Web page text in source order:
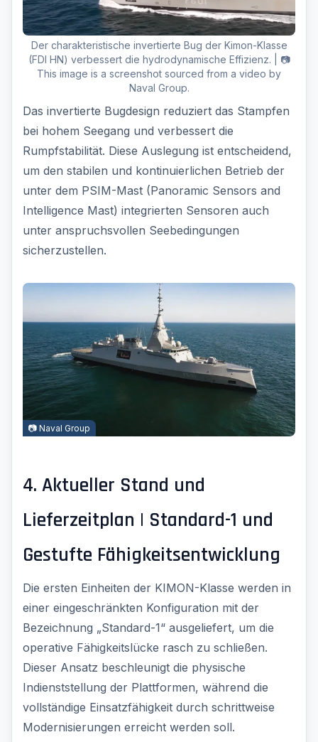
Der charakteristische invertierte Bug der Kimon-Klasse
(FDI HN) verbessert die hydrodynamische Effizienz. | 📷
This image is a screenshot sourced from a video by
Naval Group.
Das invertierte Bugdesign reduziert das Stampfen
bei hohem Seegang und verbessert die
Rumpfstabilität. Diese Auslegung ist entscheidend,
um den stabilen und kontinuierlichen Betrieb der
unter dem PSIM-Mast (Panoramic Sensors and
Intelligence Mast) integrierten Sensoren auch
unter anspruchsvollen Seebedingungen
sicherzustellen.
📷 Naval Group
4. Aktueller Stand und
Lieferzeitplan | Standard-1 und
Gestufte Fähigkeitsentwicklung
Die ersten Einheiten der KIMON-Klasse werden in
einer eingeschränkten Konfiguration mit der
Bezeichnung „Standard-1“ ausgeliefert, um die
operative Fähigkeitslücke rasch zu schließen.
Dieser Ansatz beschleunigt die physische
Indienststellung der Plattformen, während die
vollständige Einsatzfähigkeit durch schrittweise
Modernisierungen erreicht werden soll.